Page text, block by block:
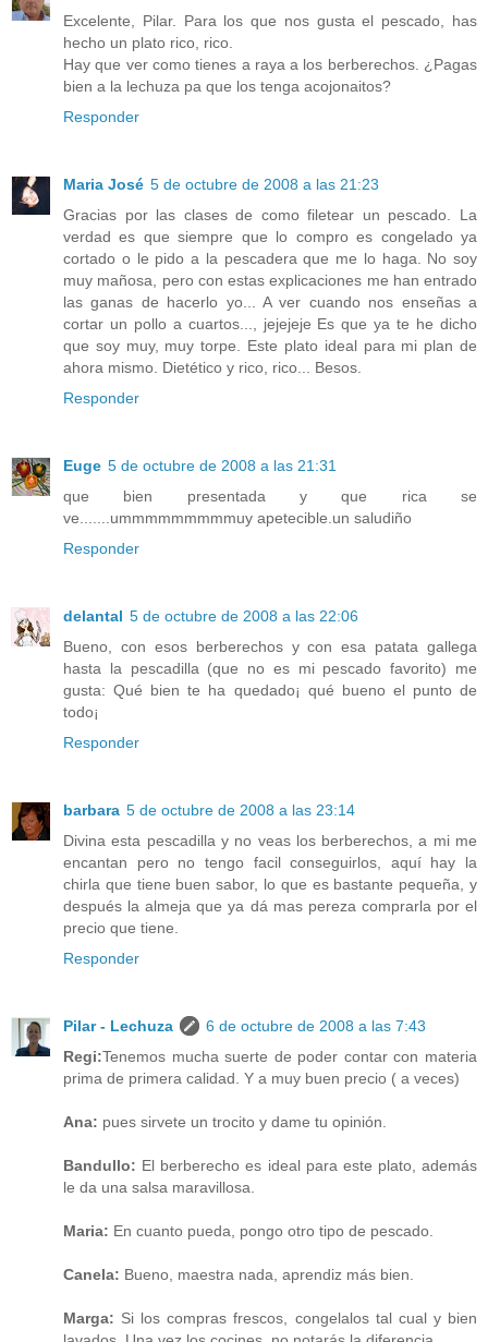
Excelente, Pilar. Para los que nos gusta el pescado, has
hecho un plato rico, rico.
Hay que ver como tienes a raya a los berberechos. ¿Pagas
bien a la lechuza pa que los tenga acojonaitos?
Responder
Maria José 5 de octubre de 2008 a las 21:23
Gracias por las clases de como filetear un pescado. La
verdad es que siempre que lo compro es congelado ya
cortado o le pido a la pescadera que me lo haga. No soy
muy mañosa, pero con estas explicaciones me han entrado
las ganas de hacerlo yo... A ver cuando nos enseñas a
cortar un pollo a cuartos..., jejejeje Es que ya te he dicho
que soy muy, muy torpe. Este plato ideal para mi plan de
ahora mismo. Dietético y rico, rico... Besos.
Responder
Euge 5 de octubre de 2008 a las 21:31
que bien presentada y que rica se
ve.......ummmmmmmmmuy apetecible.un saludiño
Responder
delantal 5 de octubre de 2008 a las 22:06
Bueno, con esos berberechos y con esa patata gallega
hasta la pescadilla (que no es mi pescado favorito) me
gusta: Qué bien te ha quedado¡ qué bueno el punto de
todo¡
Responder
barbara 5 de octubre de 2008 a las 23:14
Divina esta pescadilla y no veas los berberechos, a mi me
encantan pero no tengo facil conseguirlos, aquí hay la
chirla que tiene buen sabor, lo que es bastante pequeña, y
después la almeja que ya dá mas pereza comprarla por el
precio que tiene.
Responder
Pilar - Lechuza
6 de octubre de 2008 a las 7:43
Regi:Tenemos mucha suerte de poder contar con materia
prima de primera calidad. Y a muy buen precio ( a veces)
Ana: pues sirvete un trocito y dame tu opinión.
Bandullo: El berberecho es ideal para este plato, además
le da una salsa maravillosa.
Maria: En cuanto pueda, pongo otro tipo de pescado.
Canela: Bueno, maestra nada, aprendiz más bien.
Marga: Si los compras frescos, congelalos tal cual y bien